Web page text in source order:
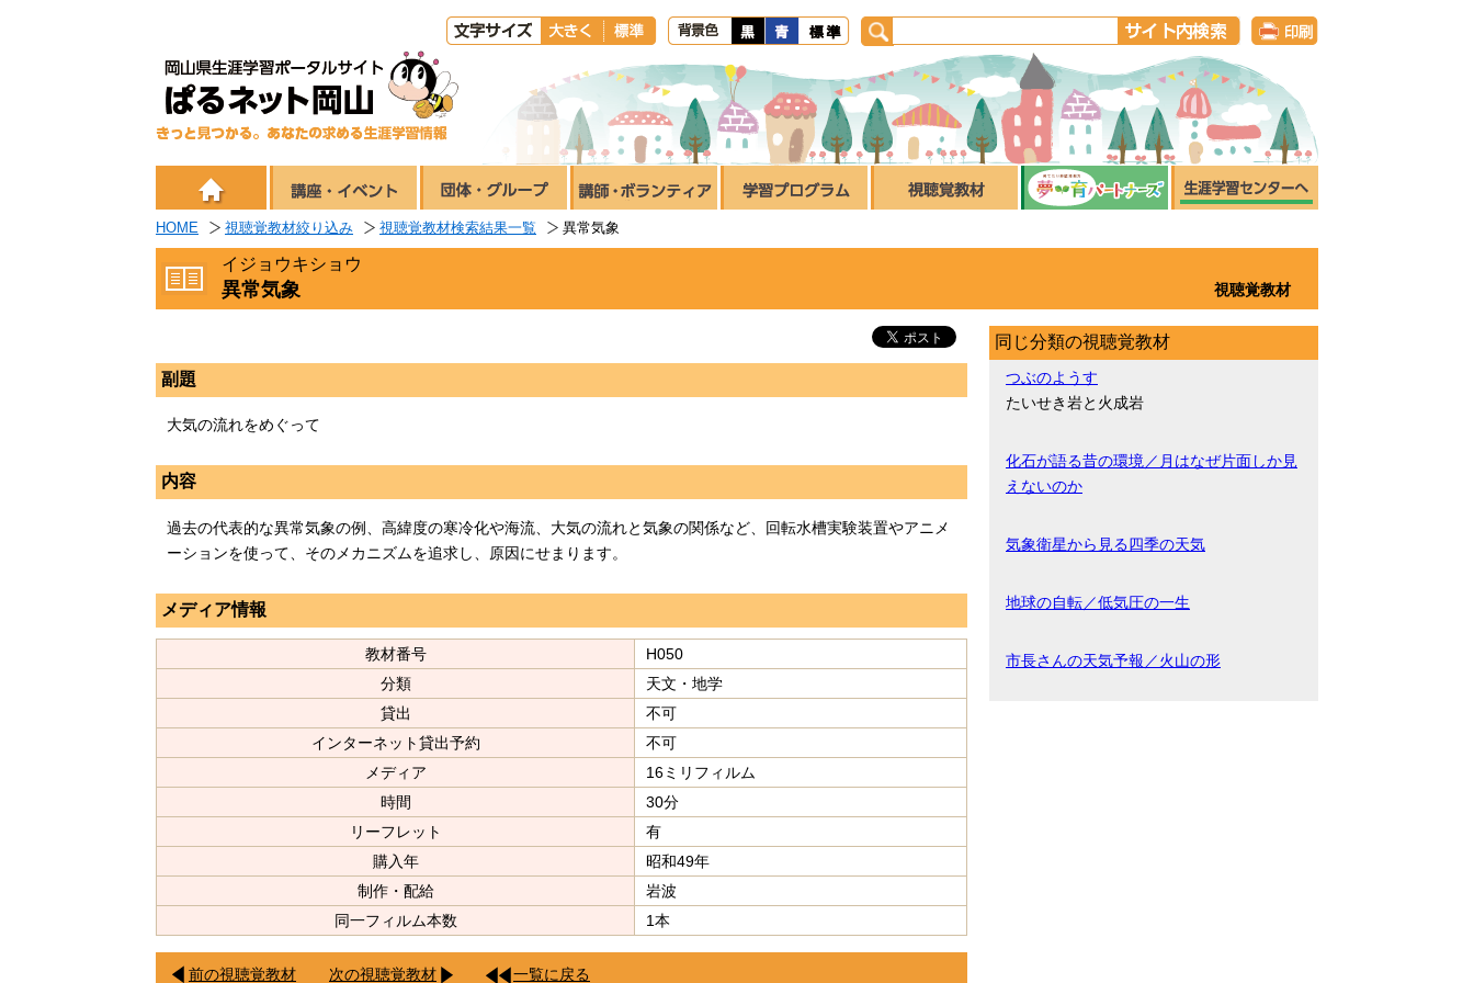
HOME 視聴覚教材絞り込み 視聴覚教材検索結果一覧 異常気象
イジョウキショウ
異常気象 視聴覚教材
副題
大気の流れをめぐって
内容
過去の代表的な異常気象の例、高緯度の寒冷化や海流、大気の流れと気象の関係など、回転水槽実験装置やアニメ
ーションを使って、そのメカニズムを追求し、原因にせまります。
メディア情報
教材番号
H050
分類
天文・地学
貸出
不可
インターネット貸出予約
不可
メディア
16ミリフィルム
時間
30分
リーフレット
有
購入年
昭和49年
制作・配給
岩波
同一フィルム本数
1本
前の視聴覚教材 次の視聴覚教材 一覧に戻る
同じ分類の視聴覚教材
つぶのようす
たいせき岩と火成岩
化石が語る昔の環境／月はなぜ片面しか見
えないのか
気象衛星から見る四季の天気
地球の自転／低気圧の一生
市長さんの天気予報／火山の形